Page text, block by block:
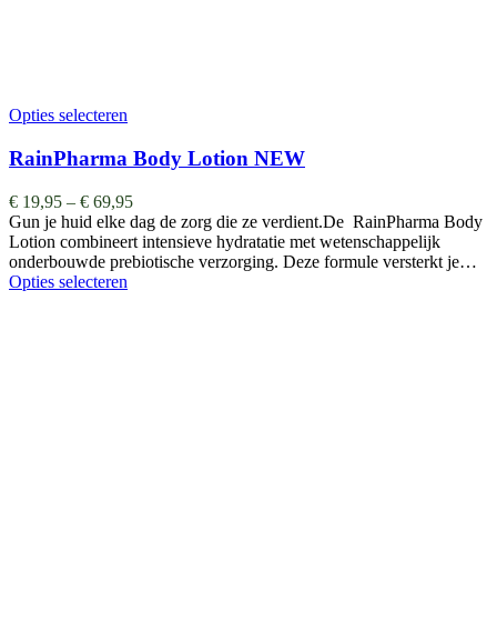
Opties selecteren
RainPharma Body Lotion NEW
€ 19,95 – € 69,95
Gun je huid elke dag de zorg die ze verdient.De RainPharma Body
Lotion combineert intensieve hydratatie met wetenschappelijk
onderbouwde prebiotische verzorging. Deze formule versterkt je…
Opties selecteren